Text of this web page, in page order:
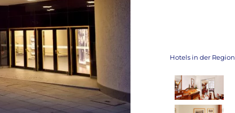
Hotels in der Region